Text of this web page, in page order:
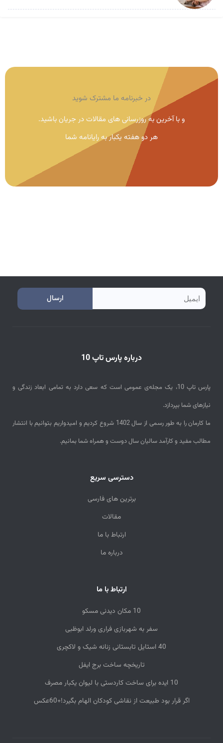
در خبرنامه ما مشترک شوید
و با آخرین به روزرسانی های مقالات در جریان باشید.
هر دو هفته یکبار به رایانامه شما
e
ارسال
درباره پارس تاپ 10
پارس تاپ 10، یک مجله‌ی عمومی است که سعی دارد به تمامی ابعاد زندگی و
نیازهای شما بپردازد.
ما کارمان را به طور رسمی از سال 1402 شروع کردیم و امیدواریم بتوانیم با انتشار
مطالب مفید و کارآمد سالیان سال دوست و همراه شما بمانیم.
دسترسی سریع
برترین های فارسی
مقالات
ارتباط با ما
درباره ما
ارتباط با ما
10 مکان دیدنی مسکو
سفر به شهربازی فراری ورلد ابوظبی
40 استایل تابستانی زنانه شیک و لاکچری
تاریخچه ساخت برج ایفل
10 ایده‌ برای ساخت کاردستی با لیوان یکبار مصرف
اگر قرار بود طبیعت از نقاشی کودکان الهام بگیرد!+60عکس